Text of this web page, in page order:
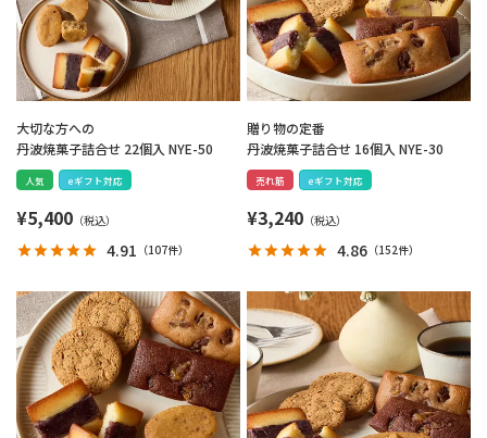
大切な方への
丹波焼菓子詰合せ 22個入 NYE-50
人気 eギフト対応
¥5,400
4.91 （107件）
贈り物の定番
丹波焼菓子詰合せ 16個入 NYE-30
売れ筋 eギフト対応
¥3,240
4.86 （152件）